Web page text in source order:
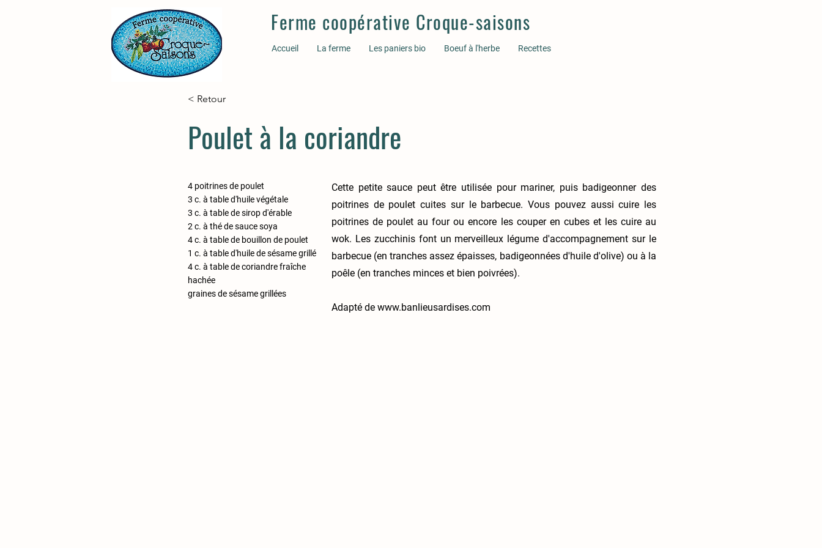
Ferme coopérative Croque-saisons
Accueil La ferme Les paniers bio Boeuf à l'herbe Recettes
< Retour
Poulet à la coriandre
4 poitrines de poulet
3 c. à table d'huile végétale
3 c. à table de sirop d'érable
2 c. à thé de sauce soya
4 c. à table de bouillon de poulet
1 c. à table d'huile de sésame grillé
4 c. à table de coriandre fraîche
hachée
graines de sésame grillées
Cette petite sauce peut être utilisée pour mariner, puis badigeonner des
poitrines de poulet cuites sur le barbecue. Vous pouvez aussi cuire les
poitrines de poulet au four ou encore les couper en cubes et les cuire au
wok. Les zucchinis font un merveilleux légume d'accompagnement sur le
barbecue (en tranches assez épaisses, badigeonnées d'huile d'olive) ou à la
poêle (en tranches minces et bien poivrées).
Adapté de www.banlieusardises.com